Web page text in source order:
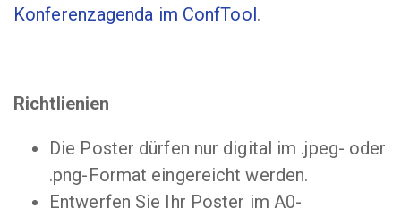
Konferenzagenda im ConfTool.
Richtlienien
Die Poster dürfen nur digital im .jpeg- oder
.png-Format eingereicht werden.
Entwerfen Sie Ihr Poster im A0-